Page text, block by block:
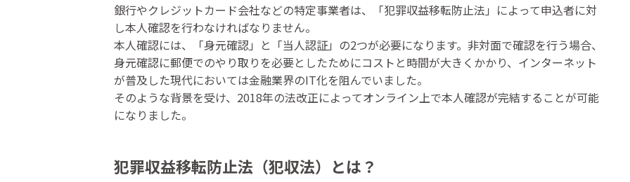
銀行やクレジットカード会社などの特定事業者は、「犯罪収益移転防止法」によって申込者に対
し本人確認を行わなければなりません。
本人確認には、「身元確認」と「当人認証」の2つが必要になります。非対面で確認を行う場合、
身元確認に郵便でのやり取りを必要としたためにコストと時間が大きくかかり、インターネット
が普及した現代においては金融業界のIT化を阻んでいました。
そのような背景を受け、2018年の法改正によってオンライン上で本人確認が完結することが可能
になりました。
犯罪収益移転防止法（犯収法）とは？